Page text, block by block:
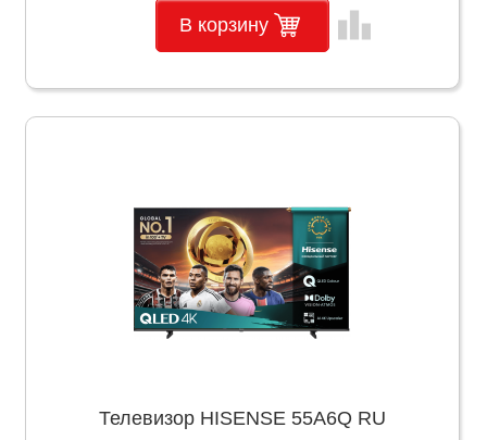
В корзину leaderboard
Телевизор HISENSE 55A6Q RU